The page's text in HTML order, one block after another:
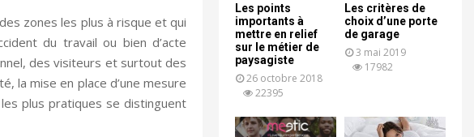
zones les plus à risque et qui
du travail ou bien d’acte
des visiteurs et surtout des
la mise en place d’une mesure
plus pratiques se distinguent
Les points
importants à
mettre en relief
sur le métier de
paysagiste
26 octobre 2018
22395
Les critères de
choix d’une porte
de garage
3 mai 2019
17982